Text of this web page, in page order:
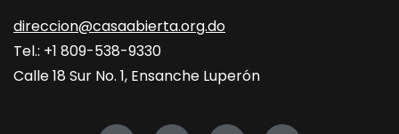
direccion@casaabierta.org.do
Tel.: +1 809-538-9330
Calle 18 Sur No. 1, Ensanche Luperón